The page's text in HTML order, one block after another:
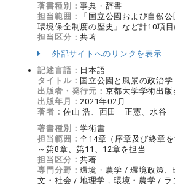
著書種別：事典・辞書
担当範囲：
「国立公園および自然
環境保全制度の歴史」など計10項
担当区分：共著
外部サイトへのリンクを表示
記述言語： 日本語
タイトル： 国立公園と風景の政治学
出版者・発行元： 京都大学学術出版
出版年月： 2021年02月
著者： 佐山 浩、西田 正憲、水谷
著書種別：学術書
担当範囲：全14章（序章及び終章
～第8章、第11、12章を担当
担当区分：共著
専門分野：環境・農学 / 環境政策、
文・社会 / 地理学，環境・農学 / ラ